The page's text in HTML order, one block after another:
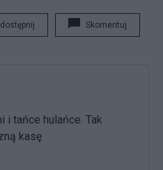
Skomentuj
i tańce hulańce. Tak
kasę